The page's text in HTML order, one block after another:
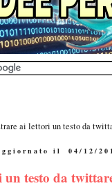
ai lettori un testo da
il 04/12/
testo da